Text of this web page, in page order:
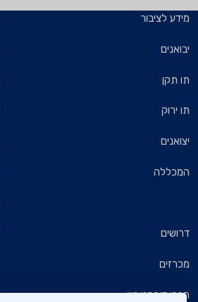
מידע לציבור
יבואנים
תו תקן
תו ירוק
יצואנים
המכללה
דרושים
מכרזים
חברי דירקטוריון